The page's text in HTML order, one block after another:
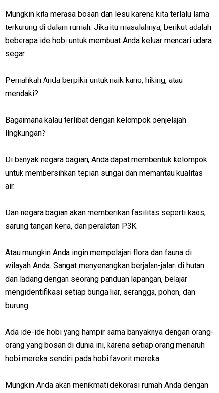
Mungkin kita merasa bosan dan lesu karena kita terlalu lama
terkurung di dalam rumah. Jika itu masalahnya, berikut adalah
beberapa ide hobi untuk membuat Anda keluar mencari udara
segar.
Pernahkah Anda berpikir untuk naik kano, hiking, atau
mendaki?
Bagaimana kalau terlibat dengan kelompok penjelajah
lingkungan?
Di banyak negara bagian, Anda dapat membentuk kelompok
untuk membersihkan tepian sungai dan memantau kualitas
air.
Dan negara bagian akan memberikan fasilitas seperti kaos,
sarung tangan kerja, dan peralatan P3K.
Atau mungkin Anda ingin mempelajari flora dan fauna di
wilayah Anda. Sangat menyenangkan berjalan-jalan di hutan
dan ladang dengan seorang panduan lapangan, belajar
mengidentifikasi setiap bunga liar, serangga, pohon, dan
burung.
Ada ide-ide hobi yang hampir sama banyaknya dengan orang-
orang yang bosan di dunia ini, karena setiap orang menaruh
hobi mereka sendiri pada hobi favorit mereka.
Mungkin Anda akan menikmati dekorasi rumah Anda dengan